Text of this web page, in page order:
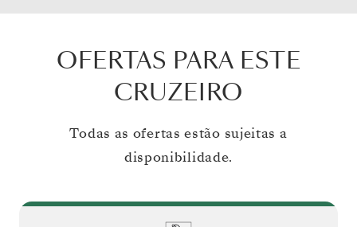
OFERTAS PARA ESTE
CRUZEIRO
Todas as ofertas estão sujeitas a
disponibilidade.